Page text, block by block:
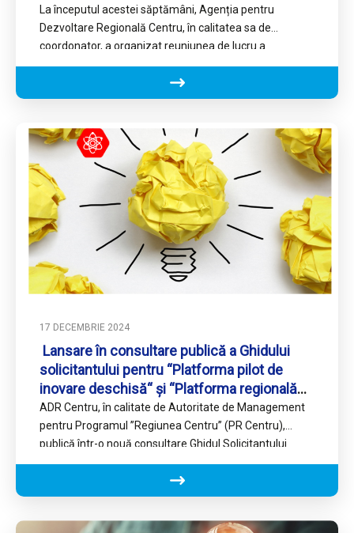
regionali
La începutul acestei săptămâni, Agenția pentru
Dezvoltare Regională Centru, în calitatea sa de
coordonator, a organizat reuniunea de lucru a
Comitetului Regional de Planificare ,,Centru”,…
17 DECEMBRIE 2024
Lansare în consultare publică a Ghidului
solicitantului pentru “Platforma pilot de
inovare deschisă“ și “Platforma regională
pilot de open-inovation în domeniul smart-
city”
ADR Centru, în calitate de Autoritate de Management
pentru Programul ’’Regiunea Centru’’ (PR Centru),
publică într-o nouă consultare Ghidul Solicitantului
aferent Intervenției 1.3.3 “Platforma pilot…